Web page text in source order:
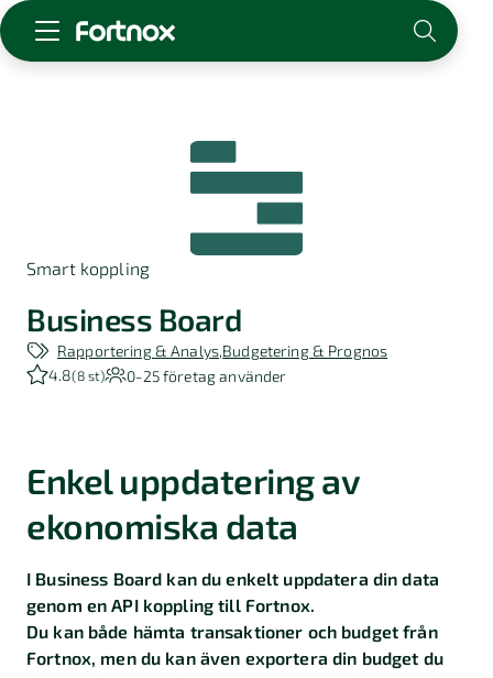
För redovisningsbyrån
Logga in
Om Fortnox
Karriär
Kontakt
Smart koppling
Business Board
Rapportering & Analys Budgetering & Prognos
4.8(8 st) 0-25företag använder
Enkel uppdatering av
ekonomiska data
I Business Board kan du enkelt uppdatera din data
genom en API koppling till Fortnox.
Du kan både hämta transaktioner och budget från
Fortnox, men du kan även exportera din budget du